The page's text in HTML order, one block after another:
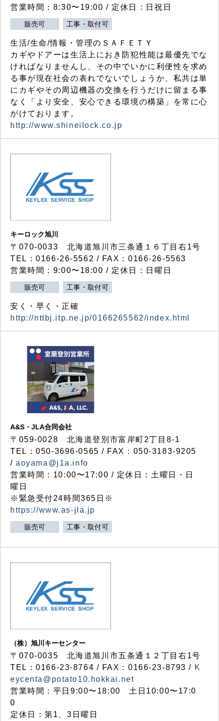
営業時間：8:30〜19:00 / 定休日：日祝日
販売可 工事・取付可
生活/生命/情報・管理のＳＡＦＥＴＹ
カギやドアーは生活上におき防犯性能は最優先でな
ければなりませんし、その中でいかに利便性を求め
る事が現在社会の表れでないでしょうか、私共は単
にカギやその周辺機器の交換を行うだけに留まる事
なく「より安全、安心できる環境の構築」を常に心
がけております。
http://www.shineilock.co.jp
キーロック旭川
〒070-0033 北海道旭川市三条通１６丁目右1号
TEL：0166-26-5562 / FAX：0166-26-5563
営業時間：9:00〜18:00 / 定休日：日曜日
販売可 工事・取付可
安く・早く・正確
http://nttbj.itp.ne.jp/0166265562/index.html
A&S・JLA合同会社
〒 059-0028 北海道登別市富岸町2丁目 8-1
TEL：050-3696-0565 / FAX：050-3183-9205
/aoyama@j1a.info
営業時間：10:00〜17:00 / 定休日：土曜日・日
曜日
※緊急受付24時間365日※
https://www.as-jla.jp
販売可 工事・取付可
（株）旭川キーセンター
〒070-0035 北海道旭川市五条通１２丁目右1号
TEL：0166-23-8764 / FAX：0166-23-8793 / K
eycenta@potato10.hokkai.net
営業時間：平日9:00〜18:00 土日10:00〜17:0
0
定休日：第1、3日曜日